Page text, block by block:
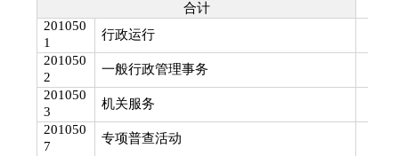
合计
201050
1
行政运行
201050
2
一般行政管理事务
201050
3
机关服务
201050
7
专项普查活动